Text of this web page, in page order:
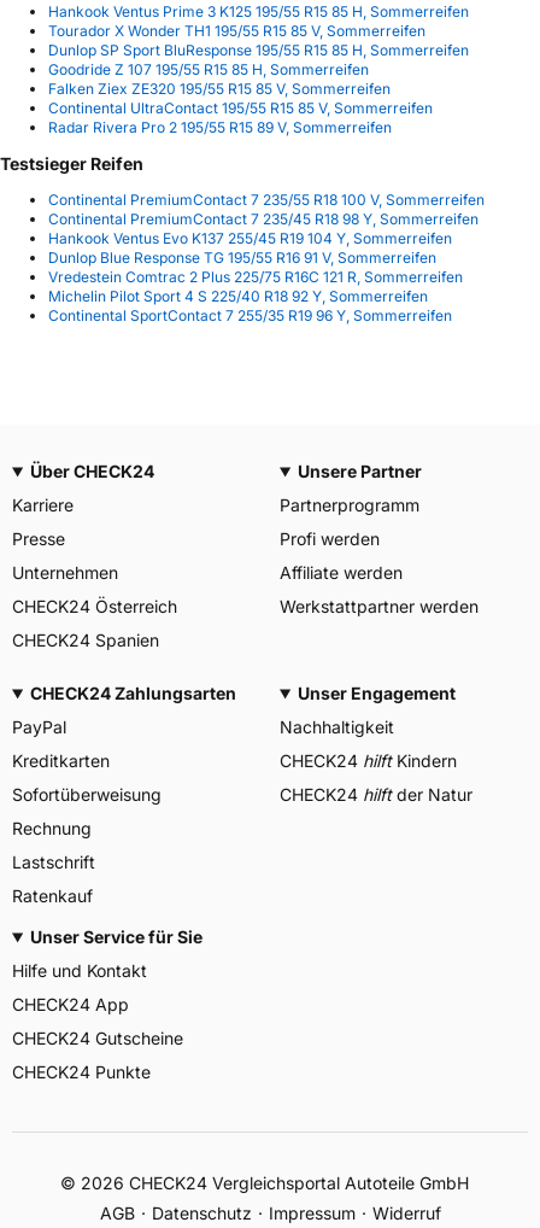
Hankook Ventus Prime 3 K125 195/55 R15 85 H, Sommerreifen
Tourador X Wonder TH1 195/55 R15 85 V, Sommerreifen
Dunlop SP Sport BluResponse 195/55 R15 85 H, Sommerreifen
Goodride Z 107 195/55 R15 85 H, Sommerreifen
Falken Ziex ZE320 195/55 R15 85 V, Sommerreifen
Continental UltraContact 195/55 R15 85 V, Sommerreifen
Radar Rivera Pro 2 195/55 R15 89 V, Sommerreifen
Testsieger Reifen
Continental PremiumContact 7 235/55 R18 100 V, Sommerreifen
Continental PremiumContact 7 235/45 R18 98 Y, Sommerreifen
Hankook Ventus Evo K137 255/45 R19 104 Y, Sommerreifen
Dunlop Blue Response TG 195/55 R16 91 V, Sommerreifen
Vredestein Comtrac 2 Plus 225/75 R16C 121 R, Sommerreifen
Michelin Pilot Sport 4 S 225/40 R18 92 Y, Sommerreifen
Continental SportContact 7 255/35 R19 96 Y, Sommerreifen
Über CHECK24
Karriere
Presse
Unternehmen
CHECK24 Österreich
CHECK24 Spanien
Unsere Partner
Partnerprogramm
Profi werden
Affiliate werden
Werkstattpartner werden
CHECK24 Zahlungsarten
PayPal
Kreditkarten
Sofortüberweisung
Rechnung
Lastschrift
Ratenkauf
Unser Engagement
Nachhaltigkeit
CHECK24 hilftKindern
CHECK24 hilftder Natur
Unser Service für Sie
Hilfe und Kontakt
CHECK24 App
CHECK24 Gutscheine
CHECK24 Punkte
© 2026 CHECK24 Vergleichsportal Autoteile GmbH
AGB
Datenschutz Impressum Widerruf